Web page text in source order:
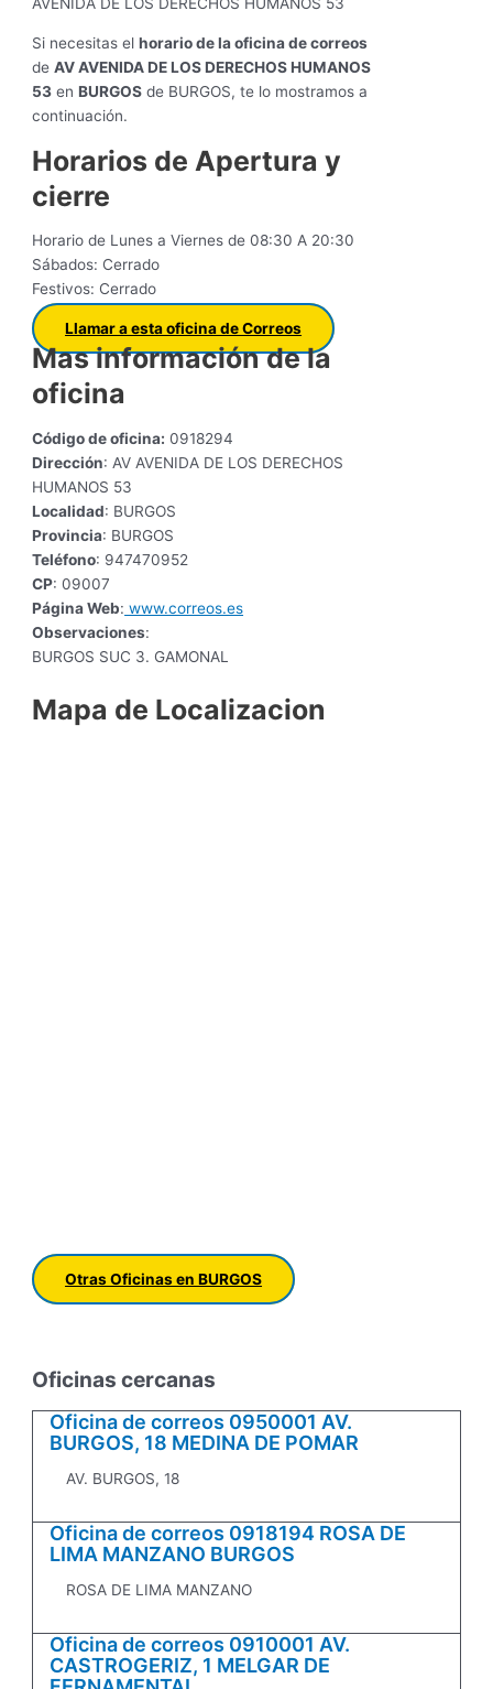
Si necesitas elhorario de la oficina de correos
deAV AVENIDA DE LOS DERECHOS HUMANOS
53 enBURGOS de BURGOS, te lo mostramos a
continuación.
Horarios de Apertura y
cierre
Horario de Lunes a Viernes de 08:30 A 20:30
Sábados: Cerrado
Festivos: Cerrado
Llamar a esta oficina de Correos
Mas información de la
oficina
Código de oficina: 0918294
Dirección: AV AVENIDA DE LOS DERECHOS
HUMANOS 53
Localidad: BURGOS
Provincia: BURGOS
Teléfono: 947470952
CP: 09007
Página Web: www.correos.es
Observaciones:
BURGOS SUC 3. GAMONAL
Mapa de Localizacion
Otras Oficinas en BURGOS
Oficinas cercanas
Oficina de correos 0950001 AV.
BURGOS, 18 MEDINA DE POMAR
AV. BURGOS, 18
Oficina de correos 0918194 ROSA DE
LIMA MANZANO BURGOS
ROSA DE LIMA MANZANO
Oficina de correos 0910001 AV.
CASTROGERIZ, 1 MELGAR DE